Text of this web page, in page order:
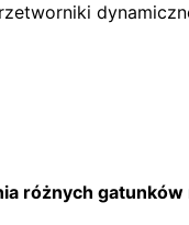
różnych gatunków